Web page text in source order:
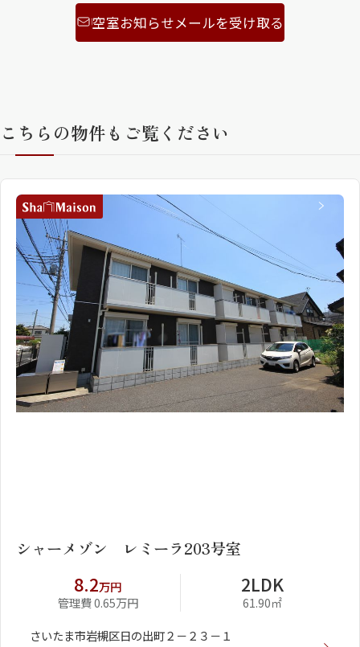
シャーメゾンライフサポート
自立型サービス付き・シニア向け
らくらくパートナー
シャーメゾンライフ GUARD
空室お知らせメールを受け取る
こちらの物件もご覧ください
シャーメゾン レミーラ203号室
8.2万円
管理費 0.65万円
2LDK
61.90㎡
さいたま市岩槻区日の出町２－２３－１